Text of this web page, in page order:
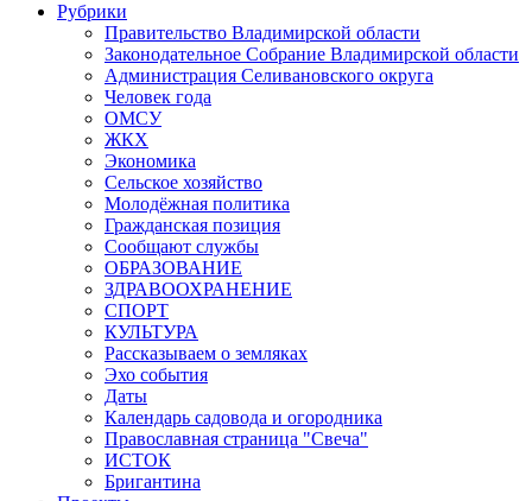
Рубрики
Правительство Владимирской области
Законодательное Собрание Владимирской области
Администрация Селивановского округа
Человек года
ОМСУ
ЖКХ
Экономика
Сельское хозяйство
Молодёжная политика
Гражданская позиция
Сообщают службы
ОБРАЗОВАНИЕ
ЗДРАВООХРАНЕНИЕ
СПОРТ
КУЛЬТУРА
Рассказываем о земляках
Эхо события
Даты
Календарь садовода и огородника
Православная страница "Свеча"
ИСТОК
Бригантина